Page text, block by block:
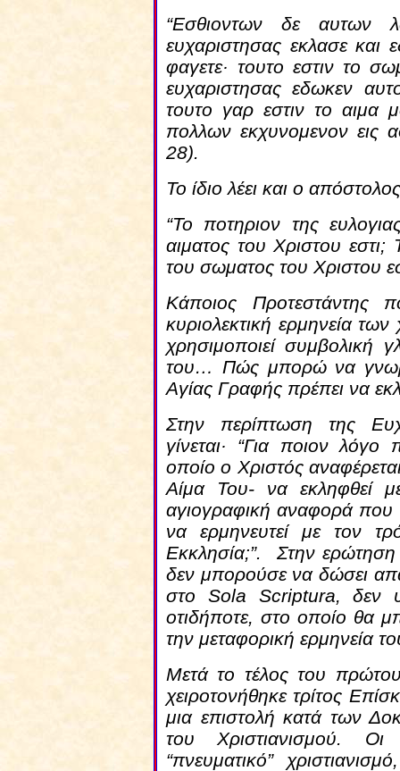
“Εσθιοντων δε αυτων
ευχαριστησας εκλασε και
φαγετε· τουτο εστιν το
ευχαριστησας εδωκεν
τουτο γαρ εστιν το αιμα
πολλων εκχυνομενον εις
28).
Το ίδιο λέει και ο
“Το ποτηριον της
αιματος του Χριστου
του σωματος του Χριστου
Κάποιος Προτεστάντης
κυριολεκτική ερμηνεία
χρησιμοποιεί συμβολική
του… Πώς μπορώ να
Αγίας Γραφής πρέπει να
Στην περίπτωση της
γίνεται· “Για ποιον
οποίο ο Χριστός
Αίμα Του- να εκληφθεί
αγιογραφική αναφορά που
να ερμηνευτεί με τον
Εκκλησία;”. Στην ερώτηση
δεν μπορούσε να δώσει
στο Sola Scriptura, δεν
οτιδήποτε, στο οποίο θα
την μεταφορική ερμηνεία
Μετά το τέλος του
χειροτονήθηκε τρίτος
μια επιστολή κατά των
του Χριστιανισμού.
“πνευματικό”